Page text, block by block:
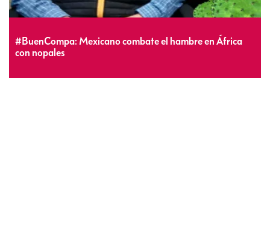
#BuenCompa: Mexicano combate el hambre en África
con nopales